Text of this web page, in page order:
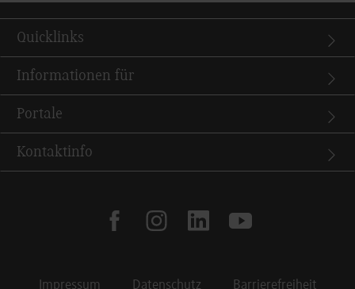
Quicklinks
Informationen für
Portale
Kontaktinfo
facebookinstagramlinkedin youtube